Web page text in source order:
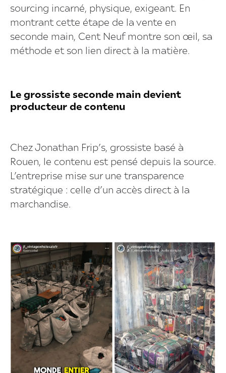
sourcing incarné, physique, exigeant. En
montrant cette étape de la vente en
seconde main, Cent Neuf montre son œil, sa
méthode et son lien direct à la matière.
Le grossiste seconde main devient
producteur de contenu
Chez Jonathan Frip’s, grossiste basé à
Rouen, le contenu est pensé depuis la source.
L’entreprise mise sur une transparence
stratégique : celle d’un accès direct à la
marchandise.